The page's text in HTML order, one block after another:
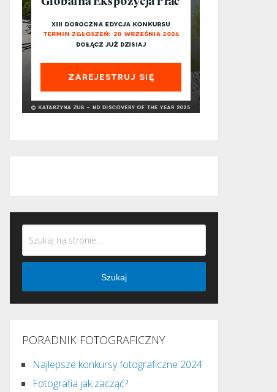
Szukaj
PORADNIK FOTOGRAFICZNY
Najlepsze konkursy fotograficzne 2024
Fotografia jak zacząć?